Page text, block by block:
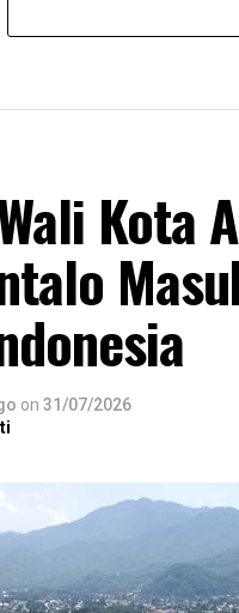
Kota
on 31/07/2026